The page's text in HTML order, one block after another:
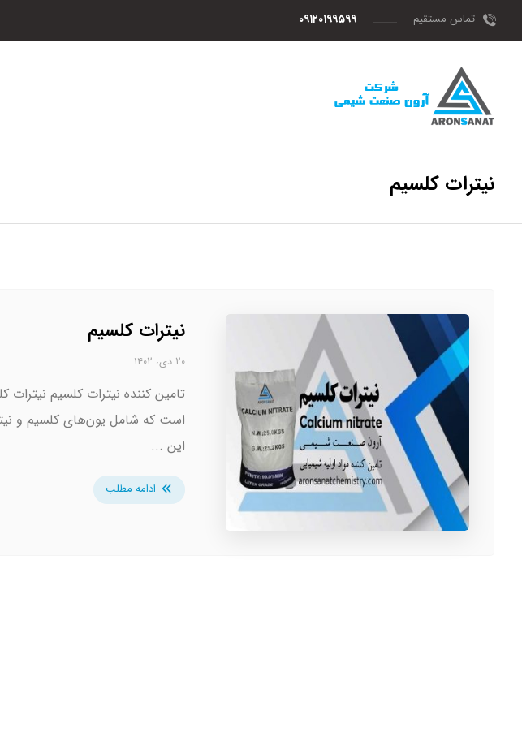
تماس مستقیم ۰۹۱۲۰۱۹۹۵۹۹
نیترات کلسیم
نیترات کلسیم
۲۰ دی، ۱۴۰۲
تامین کننده نیترات کلسیم
است که شامل یون‌های کلسیم و
این ...
ادامه مطلب